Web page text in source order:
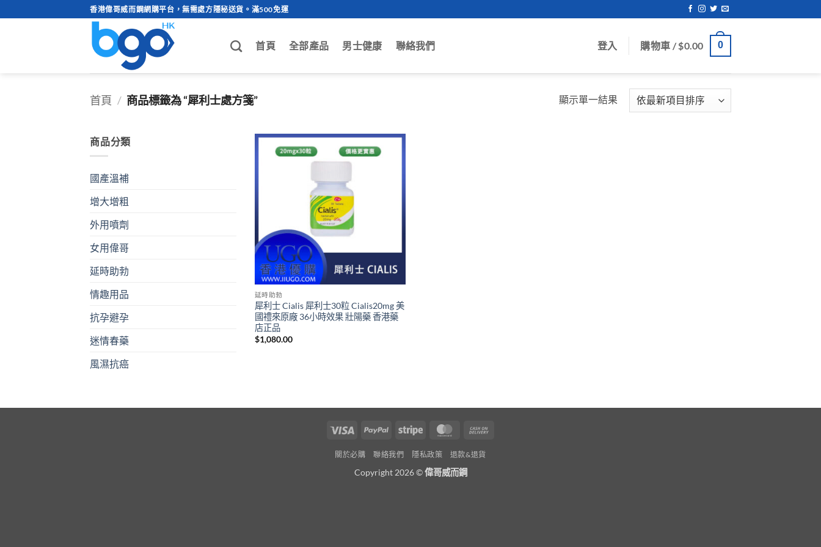
to
香港偉哥威而鋼網購平台，無需處方隱秘送貨。滿500免運
首頁 全部產品 男士健康 聯絡我們 登入 購物車 /$0.00 0
首頁 / 商品標籤為 “犀利士處方箋” 顯示單一結果
商品分類
國產溫補
增大增粗
外用噴劑
女用偉哥
延時助勃
情趣用品
抗孕避孕
迷情春藥
風濕抗癌
延時助勃
犀利士 Cialis 犀利士30粒 Cialis20mg 美
國禮來原廠 36小時效果 壯陽藥 香港藥
店正品
$1,080.00
Visa PayPal Stripe MasterCard
關於必購 聯絡我們 隱私政策 退款&退貨
Copyright 2026 ©偉哥威而鋼